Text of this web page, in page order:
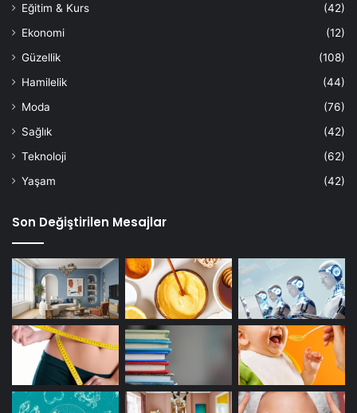
Eğitim & Kurs
(42)
Ekonomi
(12)
Güzellik
(108)
Hamilelik
(44)
Moda
(76)
Sağlık
(42)
Teknoloji
(62)
Yaşam
(42)
Son Değiştirilen Mesajlar